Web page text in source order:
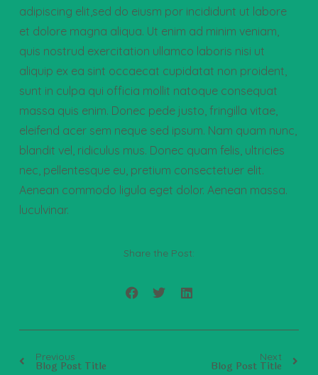
adipiscing elit,sed do eiusm por incididunt ut labore
et dolore magna aliqua. Ut enim ad minim veniam,
quis nostrud exercitation ullamco laboris nisi ut
aliquip ex ea sint occaecat cupidatat non proident,
sunt in culpa qui officia mollit natoque consequat
massa quis enim. Donec pede justo, fringilla vitae,
eleifend acer sem neque sed ipsum. Nam quam nunc,
blandit vel, ridiculus mus. Donec quam felis, ultricies
nec, pellentesque eu, pretium consectetuer elit.
Aenean commodo ligula eget dolor. Aenean massa.
luculvinar.
Share the Post:
Previous
Blog Post Title
Next
Blog Post Title